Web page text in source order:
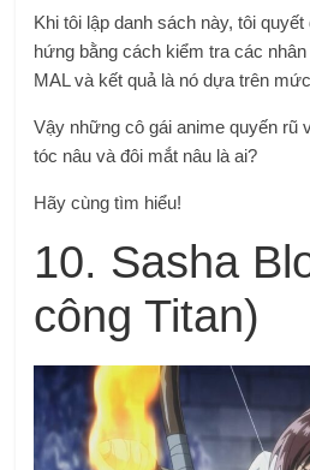
Khi tôi lập danh sách này, tôi
hứng bằng cách kiểm tra các
MAL và kết quả là nó dựa trên
Vậy những cô gái anime quyến rũ
tóc nâu và đôi mắt nâu là ai?
Hãy cùng tìm hiểu!
10. Sasha
công Titan)